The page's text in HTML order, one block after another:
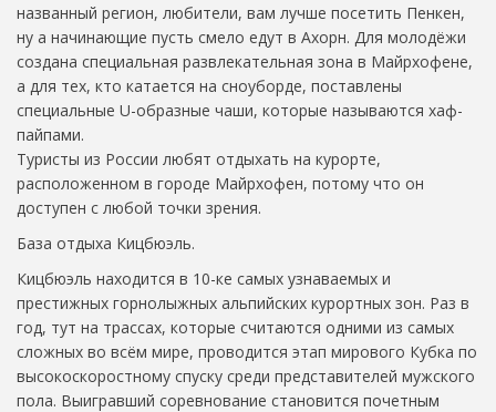
названный регион, любители, вам лучше посетить Пенкен,
ну а начинающие пусть смело едут в Ахорн. Для молодёжи
создана специальная развлекательная зона в Майрхофене,
а для тех, кто катается на сноуборде, поставлены
специальные U-образные чаши, которые называются хаф-
пайпами.
Туристы из России любят отдыхать на курорте,
расположенном в городе Майрхофен, потому что он
доступен с любой точки зрения.
База отдыха Кицбюэль.
Кицбюэль находится в 10-ке самых узнаваемых и
престижных горнолыжных альпийских курортных зон. Раз в
год, тут на трассах, которые считаются одними из самых
сложных во всём мире, проводится этап мирового Кубка по
высокоскоростному спуску среди представителей мужского
пола. Выигравший соревнование становится почетным